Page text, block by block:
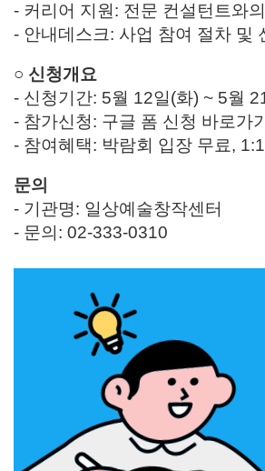
- 커리어 지원: 전문 컨설턴트와
- 안내데스크: 사업 참여 절차 및
○ 신청개요
- 신청기간: 5월 12일(화) ~ 5월
- 참가신청: 구글 폼 신청 바로가기
- 참여혜택: 박람회 입장 무료,
문의
- 기관명: 일상예술창작센터
- 문의: 02-333-0310